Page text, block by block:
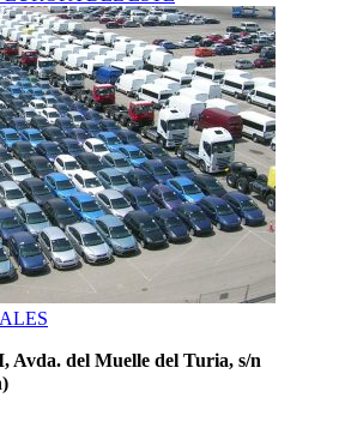
Avda. del Muelle del Turia, s/n